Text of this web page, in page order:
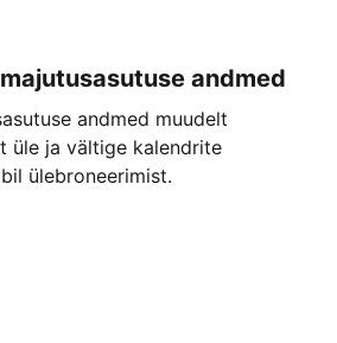
andmed
andmed muudelt
üle ja vältige kalendrite
ülebroneerimist.